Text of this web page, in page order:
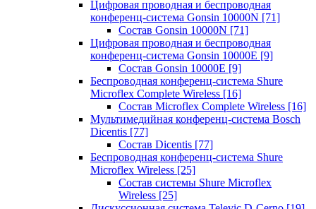
Цифровая проводная и беспроводная
конференц-система Gonsin 10000N [71]
Состав Gonsin 10000N [71]
Цифровая проводная и беспроводная
конференц-система Gonsin 10000E [9]
Состав Gonsin 10000E [9]
Беспроводная конференц-система Shure
Microflex Complete Wireless [16]
Состав Microflex Complete Wireless [16]
Мультимедийная конференц-система Bosch
Dicentis [77]
Состав Dicentis [77]
Беспроводная конференц-система Shure
Microflex Wireless [25]
Состав системы Shure Microflex
Wireless [25]